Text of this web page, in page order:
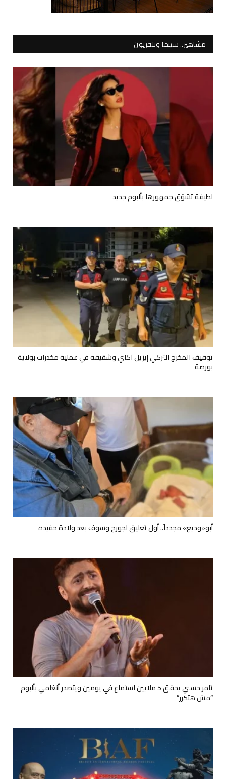
مشاهير.. سينما وتلفزيون
لطيفة تشوّق جمهورها بألبوم جديد
توقيف المخرج التركي إيزيل آكاي وشقيقه في عملية مخدرات بولاية
بورصة
أبو«وديع» مجدداً.. أول تعليق لجورج وسوف بعد ولادة حفيده
تامر حسني يحقق 5 ملايين استماع في يومين ويتصدر أنغامي بألبوم
“مش هتكرر”